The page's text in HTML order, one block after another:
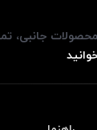
محصولات